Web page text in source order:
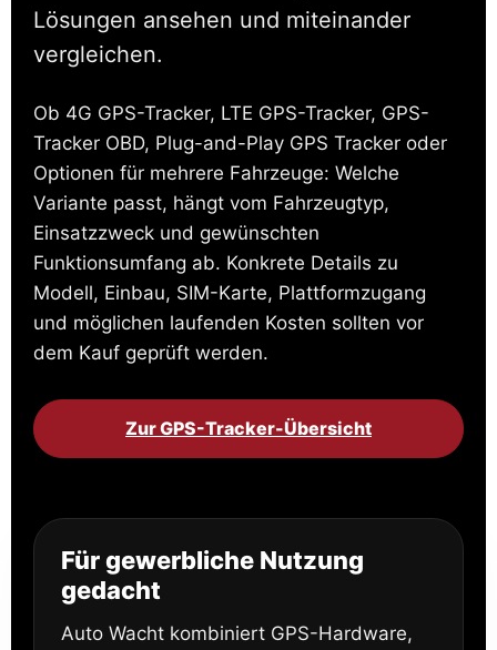
Lösungen ansehen und miteinander
vergleichen.
Ob 4G GPS-Tracker, LTE GPS-Tracker, GPS-
Tracker OBD, Plug-and-Play GPS Tracker oder
Optionen für mehrere Fahrzeuge: Welche
Variante passt, hängt vom Fahrzeugtyp,
Einsatzzweck und gewünschten
Funktionsumfang ab. Konkrete Details zu
Modell, Einbau, SIM-Karte, Plattformzugang
und möglichen laufenden Kosten sollten vor
dem Kauf geprüft werden.
Zur GPS-Tracker-Übersicht
Für gewerbliche Nutzung
gedacht
Auto Wacht kombiniert GPS-Hardware,